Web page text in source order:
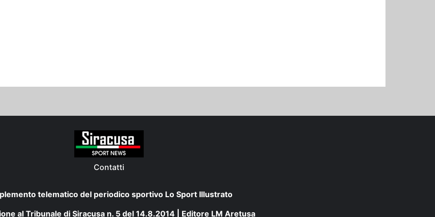
Contatti
telematico del periodico sportivo Lo Sport Illustrato
al Tribunale di Siracusa n. 5 del 14.8.2014 | Editore LM Aretusa